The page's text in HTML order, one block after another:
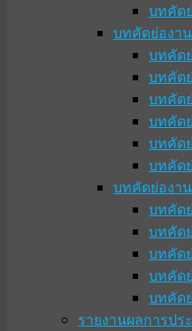
บทคัด
บทคัดย่องา
บทคัด
บทคัด
บทคัด
บทคัด
บทคัด
บทคัด
บทคัดย่องา
บทคัด
บทคัด
บทคัด
บทคัด
บทคัด
รายงานผลการปร